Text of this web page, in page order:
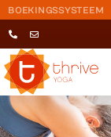
BOEKINGSSYSTEEM